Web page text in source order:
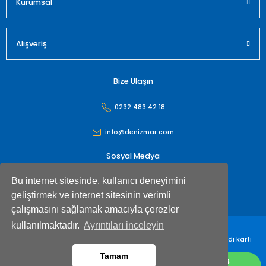
Bu internet sitesinde, kullanıcı deneyimini
geliştirmek ve internet sitesinin verimli
çalışmasını sağlamak amacıyla çerezler
kullanılmaktadır. Ayrıntıları inceleyin
Tamam
Alışveriş
Bize Ulaşın
0232 483 42 18
info@denizmar.com
Sosyal Medya
Denizmar İç Dış Ticaret Anonim Şirketi© Tüm hakları saklıdır. Kredi kartı